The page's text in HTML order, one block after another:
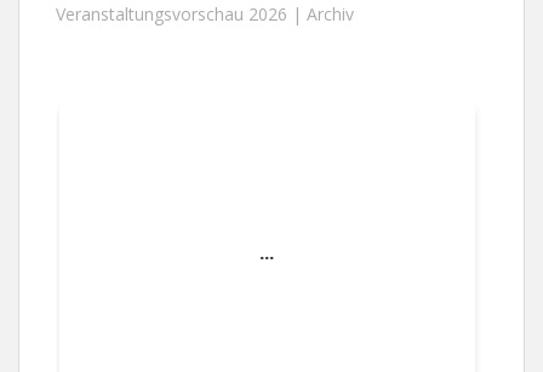
Veranstaltungsvorschau 2026 | Archiv